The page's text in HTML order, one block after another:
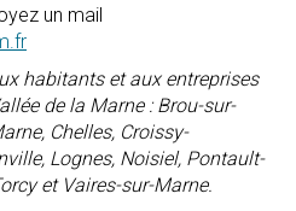
un mail
habitants et aux entreprises
de la Marne : Brou-sur-
Chelles, Croissy-
Lognes, Noisiel, Pontault-
et Vaires-sur-Marne.